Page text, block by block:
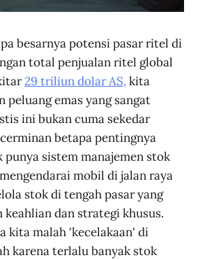
besarnya potensi pasar ritel di
total penjualan ritel global
29 triliun dolar AS,kita
peluang emas yang sangat
ini bukan cuma sekedar
betapa pentingnya
sistem manajemen stok
mobil di jalan raya
stok di tengah pasar yang
dan strategi khusus.
kita malah 'kecelakaan' di
karena terlalu banyak stok